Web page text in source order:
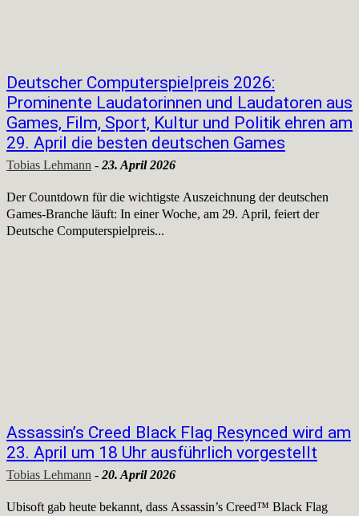
Deutscher Computerspielpreis 2026:
Prominente Laudatorinnen und Laudatoren aus
Games, Film, Sport, Kultur und Politik ehren am
29. April die besten deutschen Games
Tobias Lehmann - 23. April 2026
Der Countdown für die wichtigste Auszeichnung der deutschen
Games-Branche läuft: In einer Woche, am 29. April, feiert der
Deutsche Computerspielpreis...
Assassin’s Creed Black Flag Resynced wird am
23. April um 18 Uhr ausführlich vorgestellt
Tobias Lehmann - 20. April 2026
Ubisoft gab heute bekannt, dass Assassin’s Creed™ Black Flag